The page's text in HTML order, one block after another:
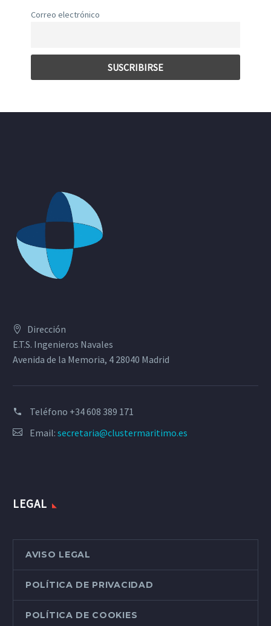
Correo electrónico
Dirección
E.T.S. Ingenieros Navales
Avenida de la Memoria, 4 28040 Madrid
Teléfono +34 608 389 171
Email: secretaria@clustermaritimo.es
LEGAL
AVISO LEGAL
POLÍTICA DE PRIVACIDAD
POLÍTICA DE COOKIES